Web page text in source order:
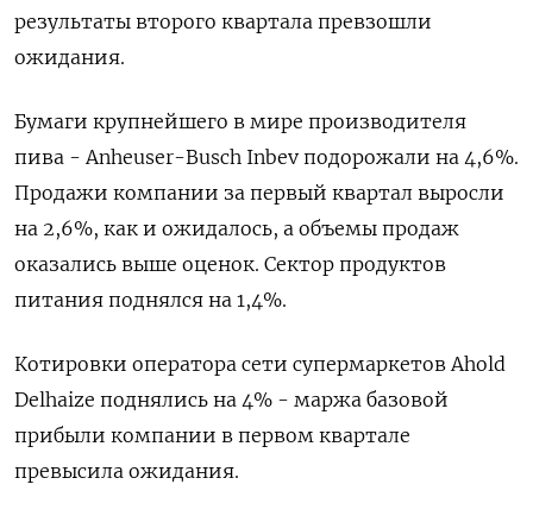
результаты второго квартала превзошли
ожидания.
Бумаги крупнейшего в мире производителя
пива - Anheuser-Busch Inbev подорожали на 4,6%.
Продажи компании за первый квартал выросли
на 2,6%, как и ожидалось, а объемы продаж
оказались выше оценок. Сектор продуктов
питания поднялся на 1,4%.
Котировки оператора сети супермаркетов Ahold
Delhaize поднялись на 4% - маржа базовой
прибыли компании в первом квартале
превысила ожидания.